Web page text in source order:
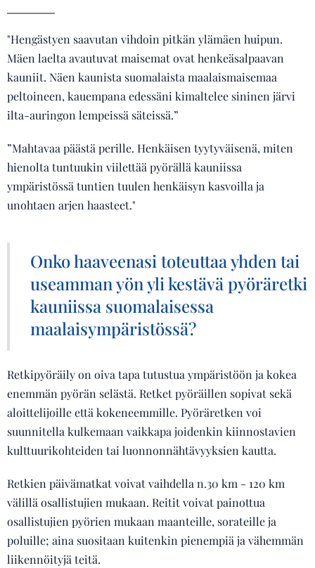
"Hengästyen saavutan vihdoin pitkän ylämäen huipun.
Mäen laelta avautuvat maisemat ovat henkeäsalpaavan
kauniit. Näen kaunista suomalaista maalaismaisemaa
peltoineen, kauempana edessäni kimaltelee sininen järvi
ilta-auringon lempeissä säteissä.”
”Mahtavaa päästä perille. Henkäisen tyytyväisenä, miten
hienolta tuntuukin viilettää pyörällä kauniissa
ympäristössä tuntien tuulen henkäisyn kasvoilla ja
unohtaen arjen haasteet."
Onko haaveenasi toteuttaa yhden tai
useamman yön yli kestävä pyöräretki
kauniissa suomalaisessa
maalaisympäristössä?
Retkipyöräily on oiva tapa tutustua ympäristöön ja kokea
enemmän pyörän selästä. Retket pyöräillen sopivat sekä
aloittelijoille että kokeneemmille. Pyöräretken voi
suunnitella kulkemaan vaikkapa joidenkin kiinnostavien
kulttuurikohteiden tai luonnonnähtävyyksien kautta.
Retkien päivämatkat voivat vaihdella n.30 km - 120 km
välillä osallistujien mukaan. Reitit voivat painottua
osallistujien pyörien mukaan maanteille, sorateille ja
poluille; aina suositaan kuitenkin pienempiä ja vähemmän
liikennöityjä teitä.